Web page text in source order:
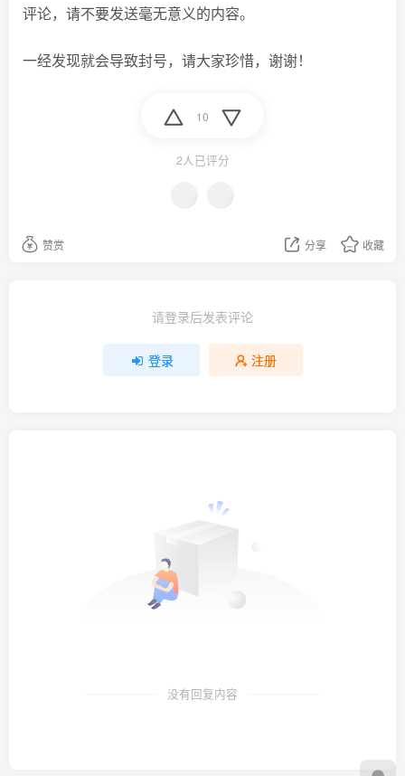
评论，请不要发送毫无意义的内容。
一经发现就会导致封号，请大家珍惜，谢谢！
10
2人已评分
赞赏 分享 收藏
请登录后发表评论
登录 注册
没有回复内容